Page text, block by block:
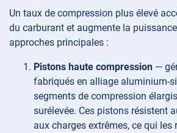
Un taux de compression plus élevé
du carburant et augmente la
approches principales :
Pistons haute compression —
fabriqués en alliage aluminium-
segments de compression
surélevée. Ces pistons résistent
aux charges extrêmes, ce qui les